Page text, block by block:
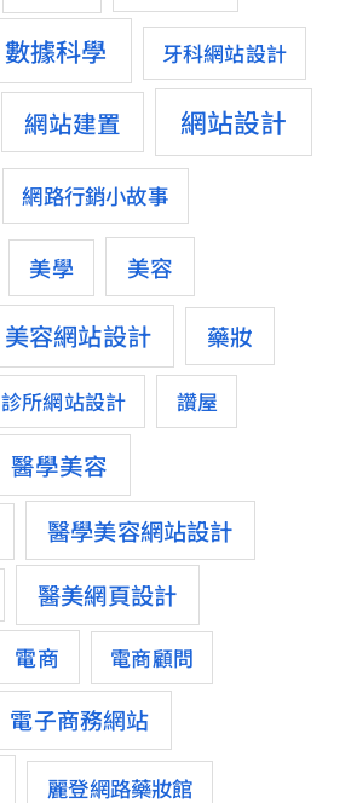
數據科學 牙科網站設計
網站建置
網站設計
網路行銷小故事
美學 美容
美容網站設計 藥妝
診所網站設計 讚屋
醫學美容
醫學美容網站設計
醫美網頁設計
電商 電商顧問
電子商務網站
麗登網路藥妝館